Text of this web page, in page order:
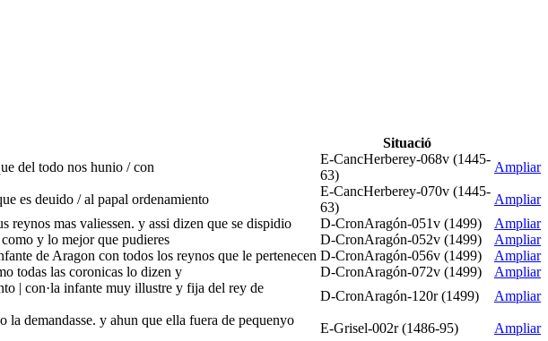
Situació
del todo nos hunio / con
E-CancHerberey-068v (1445-
63)
Ampliar
es deuido / al papal ordenamiento
E-CancHerberey-070v (1445-
63)
Ampliar
reynos mas valiessen. y assi dizen que se dispidio D-CronAragón-051v (1499)
Ampliar
y lo mejor que pudieres D-CronAragón-052v (1499)
Ampliar
de Aragon con todos los reynos que le pertenecen D-CronAragón-056v (1499)
Ampliar
todas las coronicas lo dizen y D-CronAragón-072v (1499)
Ampliar
| con·la infante muy illustre y fija del rey de
D-CronAragón-120r (1499) Ampliar
demandasse. y ahun que ella fuera de pequenyo
E-Grisel-002r (1486-95)
Ampliar